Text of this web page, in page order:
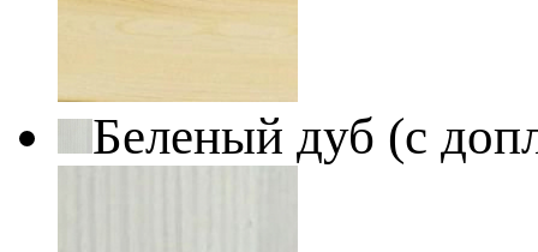
Беленый дуб (с